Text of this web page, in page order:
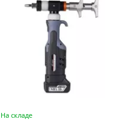
На складе